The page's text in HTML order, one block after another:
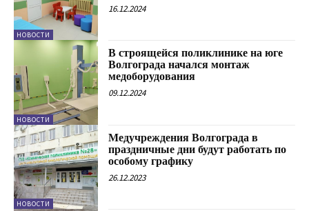
НОВОСТИ
16.12.2024
НОВОСТИ
В строящейся поликлинике на юге
Волгограда начался монтаж
медоборудования
09.12.2024
НОВОСТИ
Медучреждения Волгограда в
праздничные дни будут работать по
особому графику
26.12.2023